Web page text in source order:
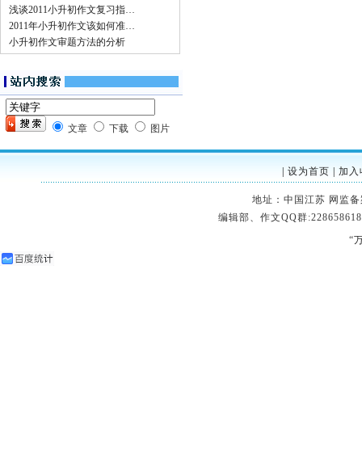
浅谈2011小升初作文复习指…
2011年小升初作文该如何准…
小升初作文审题方法的分析
文章 下载 图片
设为首页 加入
地址：中国江苏 网监
编辑部、作文QQ群
“